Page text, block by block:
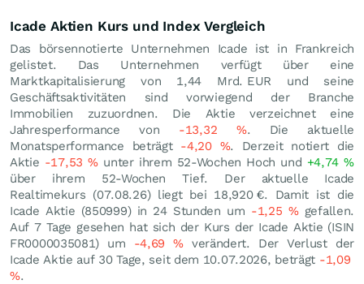
Icade Aktien Kurs und Index Vergleich
Das börsennotierte Unternehmen Icade ist in Frankreich
gelistet. Das Unternehmen verfügt über eine
Marktkapitalisierung von 1,44 Mrd. EUR und seine
Geschäftsaktivitäten sind vorwiegend der Branche
Immobilien zuzuordnen. Die Aktie verzeichnet eine
Jahresperformance von -13,32 %. Die aktuelle
Monatsperformance beträgt -4,20 %. Derzeit notiert die
Aktie -17,53%unter ihrem 52-Wochen Hoch und +4,74%
über ihrem 52-Wochen Tief. Der aktuelle Icade
Realtimekurs (07.08.26) liegt bei 18,920 €. Damit ist die
Icade Aktie (850999) in 24 Stunden um -1,25 %gefallen.
Auf 7 Tage gesehen hat sich der Kurs der Icade Aktie (ISIN
FR0000035081) um -4,69%verändert. Der Verlust der
Icade Aktie auf 30 Tage, seit dem 10.07.2026, beträgt -1,09
%.